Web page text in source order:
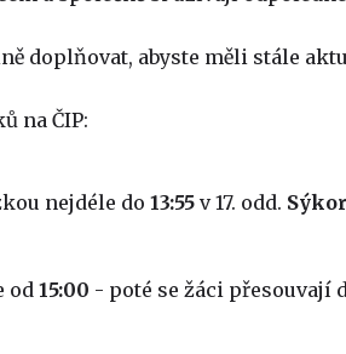
doplňovat, abyste měli stále
na ČIP:
nejdéle do 13:55 v 17. odd.
od15:00 - poté se žáci přesouvají